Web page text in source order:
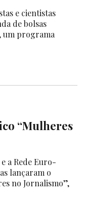
e cientistas
de bolsas
um programa
“Mulheres
a Rede Euro-
lançaram o
no Jornalismo”,